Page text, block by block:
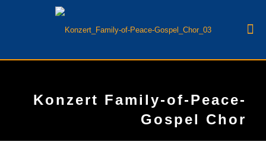
Konzert Family-of-Peace-
Gospel Chor